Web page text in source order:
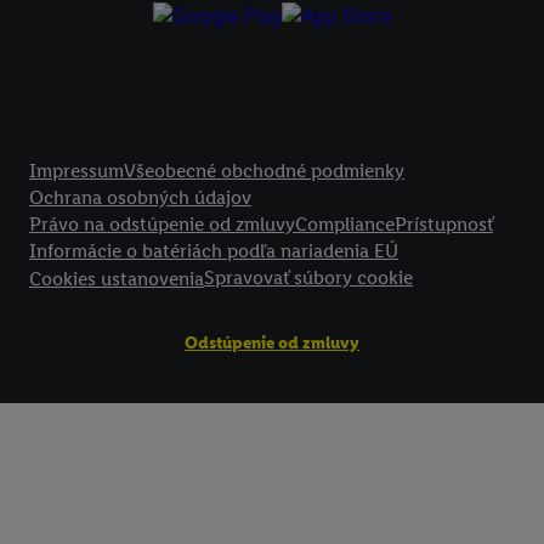
ImpressumVšeobecné obchodné podmienky
Ochrana osobných údajov
Právo na odstúpenie od zmluvyCompliancePrístupnosť
Informácie o batériách podľa nariadenia EÚ
Cookies ustanoveniaSpravovať súbory cookie
Odstúpenie od zmluvy
Kliknutím na možnosť "
Odmietnuť " môžete povoliť iba používanie
technológií. Kliknutím na "
Súhlasím
" vyjadríte súhlas so